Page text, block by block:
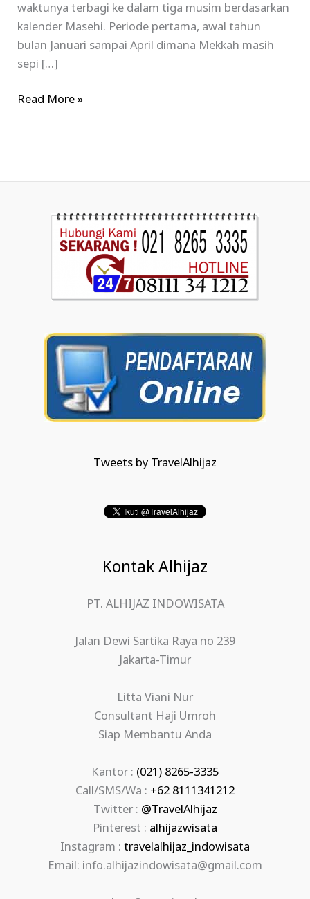
waktunya terbagi ke dalam tiga musim berdasarkan
kalender Masehi. Periode pertama, awal tahun
bulan Januari sampai April dimana Mekkah masih
sepi […]
Read More »
Tweets by TravelAlhijaz
Kontak Alhijaz
PT. ALHIJAZ INDOWISATA
Jalan Dewi Sartika Raya no 239
Jakarta-Timur
Litta Viani Nur
Consultant Haji Umroh
Siap Membantu Anda
Kantor : (021) 8265-3335
Call/SMS/Wa : +62 8111341212
Twitter : @TravelAlhijaz
Pinterest : alhijazwisata
Instagram : travelalhijaz_indowisata
Email: info.alhijazindowisata@gmail.com